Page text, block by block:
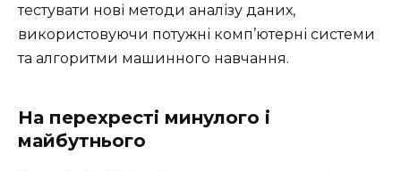
тестувати нові методи аналізу даних,
використовуючи потужні комп’ютерні системи
та алгоритми машинного навчання.
На перехресті минулого і
майбутнього